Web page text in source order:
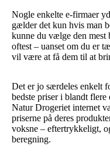
Nogle enkelte e-firmaer
gælder det kun hvis man
kunne du vælge den mest
oftest – uanset om du er
vil være at få dem til at
Det er jo særdeles enkelt
bedste priser i blandt
Natur Drogeriet internet
priserne på deres
voksne – eftertrykkeligt,
beregning.